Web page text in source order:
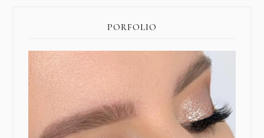
PORFOLIO